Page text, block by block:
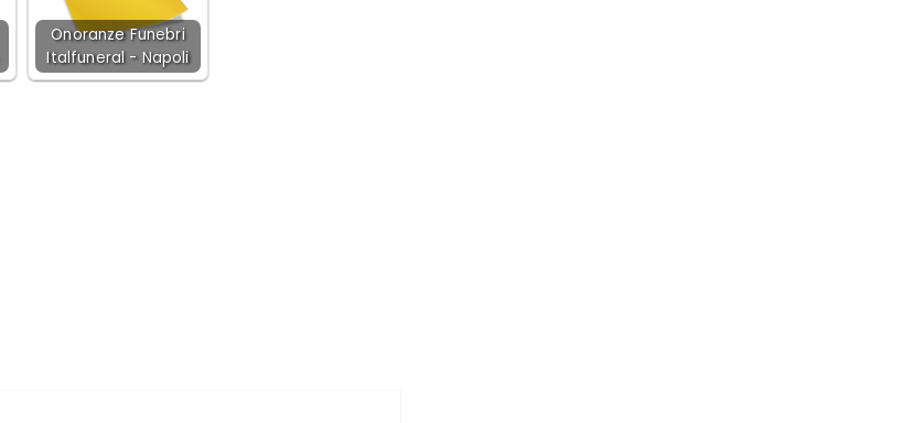
Onoranze Funebri
Italfuneral - Napoli